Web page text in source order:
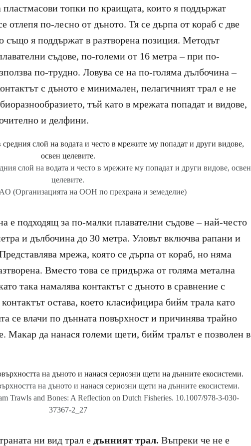
топки по краищата, които я поддържат
отлепя по-лесно от дъното. Тя се дърпа от кораб с две
също я поддържат в разтворена позиция. Методът
съдове, по-големи от 16 метра – при по-
по-трудно. Ловува се на по-голяма дълбочина –
с дъното е минимален, пелагичният трал е не
тъй като в мрежата попадат и видове,
и делфини.
слой на водата и често в мрежите му попадат и други видове, освен
целевите.
(Организацията на ООН по прехрана и земеделие)
е подходящ за по-малки плавателни съдове – най-често
и дълбочина до 30 метра. Уловът включва рапани и
мрежа, която се дърпа от кораб, но няма
Вместо това се придържа от голяма метална
така намалява контактът с дъното в сравнение с
остава, което класифицира бийм трала като
се влачи по дънната повърхност и причинява трайно
Макар да нанася големи щети, бийм тралът е позволен в
на дъното и нанася сериозни щети на дънните екосистеми.
Trawls and Bones: A Reflection on Dutch Fisheries. 10.1007/978-3-030-
37367-2_27
ни вид трал е дънният трал. Въпреки че не е